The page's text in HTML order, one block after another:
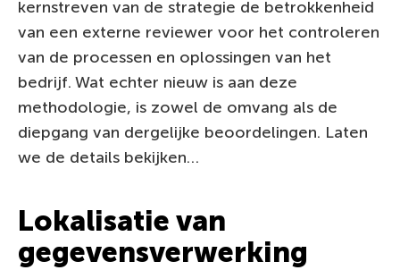
kernstreven van de strategie de betrokkenheid
van een externe reviewer voor het controleren
van de processen en oplossingen van het
bedrijf. Wat echter nieuw is aan deze
methodologie, is zowel de omvang als de
diepgang van dergelijke beoordelingen. Laten
we de details bekijken…
Lokalisatie van
gegevensverwerking